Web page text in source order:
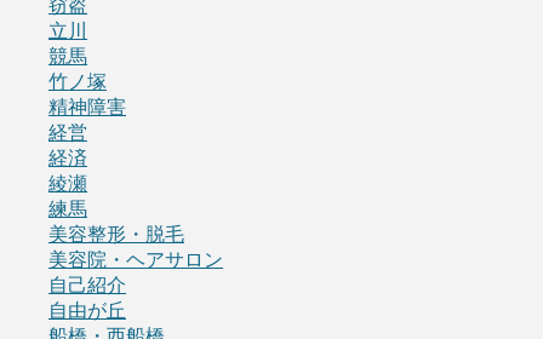
窃盗
立川
競馬
竹ノ塚
精神障害
経営
経済
綾瀬
練馬
美容整形・脱毛
美容院・ヘアサロン
自己紹介
自由が丘